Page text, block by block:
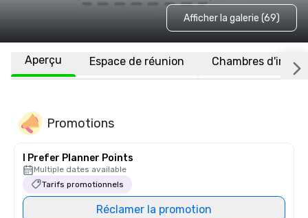
Afficher la galerie (69)
Aperçu Espace de réunion Chambres
Promotions
I Prefer Planner Points
Multiple dates available
Tarifs promotionnels
Réclamer la promotion